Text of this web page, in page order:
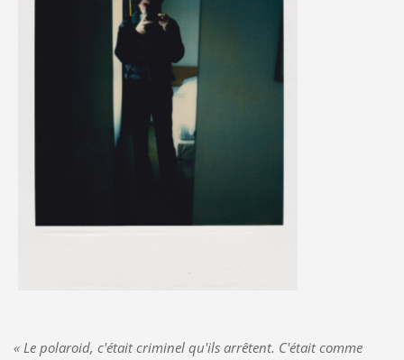
« Le polaroid, c'était criminel qu'ils arrêtent. C'était comme